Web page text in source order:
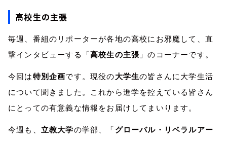
高校生の主張
毎週、番組のリポーターが各地の高校にお邪魔して、直
撃インタビューする「 高校生の主張 」のコーナーです。
今回は特別企画です。現役の大学生の皆さんに大学生活
について聞きました。これから進学を控えている皆さん
にとっての有意義な情報をお届けしてまいります。
今週も、 立教大学の学部、「 グローバル・リベラルアー